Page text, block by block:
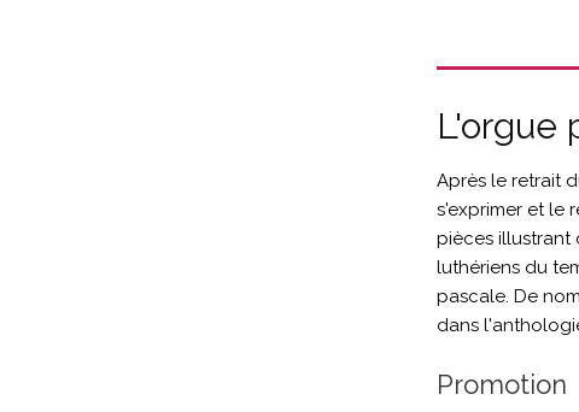
L'orgue
Après le retrait
s'exprimer et le
pièces illustrant
luthériens du
pascale. De
dans
Promotion